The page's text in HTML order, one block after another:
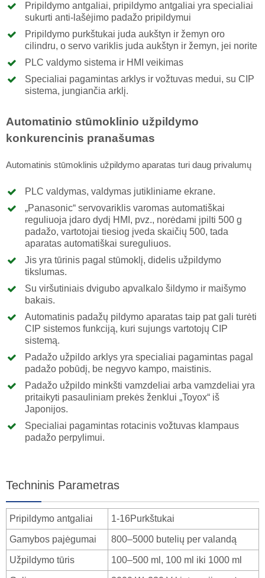
Pripildymo antgaliai, pripildymo antgaliai yra specialiai
sukurti anti-lašėjimo padažo pripildymui
Pripildymo purkštukai juda aukštyn ir žemyn oro
cilindru, o servo variklis juda aukštyn ir žemyn, jei norite
PLC valdymo sistema ir HMI veikimas
Specialiai pagamintas arklys ir vožtuvas medui, su CIP
sistema, jungiančia arklį.
Automatinio stūmoklinio užpildymo
konkurencinis pranašumas
Automatinis stūmoklinis užpildymo aparatas turi daug privalumų
PLC valdymas, valdymas jutikliniame ekrane.
„Panasonic“ servovariklis varomas automatiškai
reguliuoja įdaro dydį HMI, pvz., norėdami įpilti 500 g
padažo, vartotojai tiesiog įveda skaičių 500, tada
aparatas automatiškai sureguliuos.
Jis yra tūrinis pagal stūmoklį, didelis užpildymo
tikslumas.
Su viršutiniais dvigubo apvalkalo šildymo ir maišymo
bakais.
Automatinis padažų pildymo aparatas taip pat gali turėti
CIP sistemos funkciją, kuri sujungs vartotojų CIP
sistemą.
Padažo užpildo arklys yra specialiai pagamintas pagal
padažo pobūdį, be negyvo kampo, maistinis.
Padažo užpildo minkšti vamzdeliai arba vamzdeliai yra
pritaikyti pasauliniam prekės ženklui „Toyox“ iš
Japonijos.
Specialiai pagamintas rotacinis vožtuvas klampaus
padažo perpylimui.
Techninis Parametras
Pripildymo antgaliai 1-16Purkštukai
Gamybos pajėgumai 800–5000 butelių per valandą
Užpildymo tūris 100–500 ml, 100 ml iki 1000 ml